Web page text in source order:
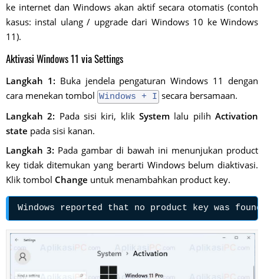
ke internet dan Windows akan aktif secara otomatis (contoh
kasus: instal ulang / upgrade dari Windows 10 ke Windows
11).
Aktivasi Windows 11 via Settings
Langkah 1: Buka jendela pengaturan Windows 11 dengan
cara menekan tombol Windows + I secara bersamaan.
Langkah 2: Pada sisi kiri, klikSystem lalu pilihActivation
state pada sisi kanan.
Langkah 3: Pada gambar di bawah ini menunjukan product
key tidak ditemukan yang berarti Windows belum diaktivasi.
Klik tombol Change untuk menambahkan product key.
Windows reported that no product key was